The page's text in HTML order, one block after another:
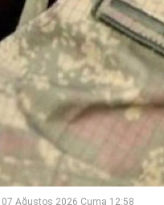
07 Ağustos 2026 Cuma 12:58